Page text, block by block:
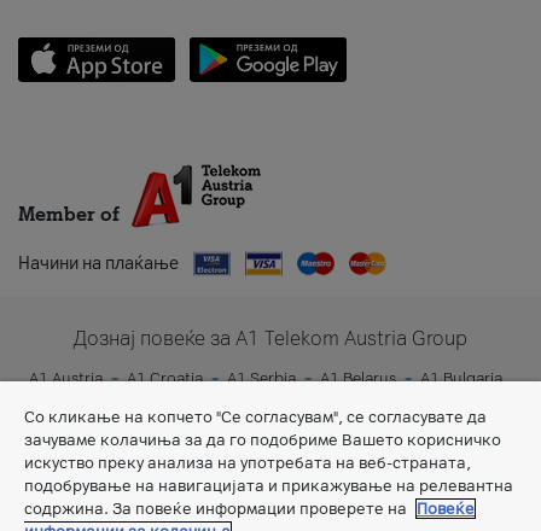
Member of
Начини на плаќање
Дознај повеќе за A1 Telekom Austria Group
A1 Austria A1 Croatia A1 Serbia A1 Belarus
A1 Bulgaria
Со кликање на копчето "Се согласувам", се согласувате да
зачуваме колачиња за да го подобриме Вашето корисничко
искуство преку анализа на употребата на веб-страната,
подобрување на навигацијата и прикажување на релевантна
содржина. За повеќе информации проверете на
Повеќе